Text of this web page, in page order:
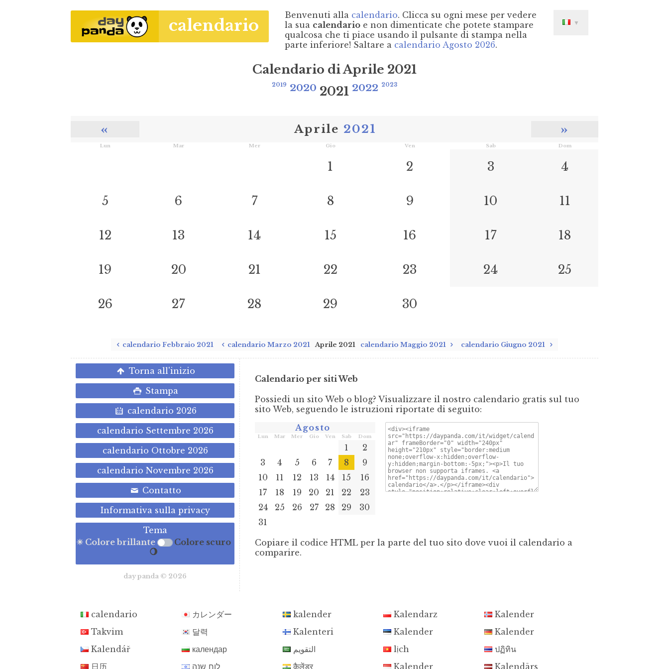
calendario
Benvenuti alla calendario. Clicca su ogni mese per vedere
la sua calendario e non dimenticate che potete stampare
qualcosa che ti piace usando il pulsante di stampa nella
parte inferiore! Saltare a calendario Agosto 2026.
▼
Calendario di Aprile 2021
2019 2020 2021 2022 2023
« Aprile 2021 »
Lun Mar Mer Gio Ven Sab Dom
1 2 3 4
5 6 7 8 9 10 11
12 13 14 15 16 17 18
19 20 21 22 23 24 25
26 27 28 29 30
calendario Febbraio 2021 calendario Marzo 2021 Aprile 2021 calendario Maggio 2021 calendario Giugno 2021
Torna all'inizio
Stampa
calendario 2026
calendario Settembre 2026
calendario Ottobre 2026
calendario Novembre 2026
Contatto
Informativa sulla privacy
Tema
☀ Colore brillante
Colore scuro
🌖
day panda © 2026
Calendario per siti Web
Possiedi un sito Web o blog? Visualizzare il nostro calendario gratis sul tuo
sito Web, seguendo le istruzioni riportate di seguito:
Agosto
Lun Mar Mer Gio Ven Sab Dom
1
2
3
4 5 6 7 8
9
10
11 12 13 14 15
16
17
18 19 20 21 22
23
24
25 26 27 28 29
30
31
Copiare il codice HTML per la parte del tuo sito dove vuoi il calendario a
comparire.
calendario カレンダー kalender Kalendarz
Kalender
Takvim
달력 Kalenteri Kalender
Kalender
Kalendář
календар التقويم lịch
ปฏิทิน
日历
לוח שנה कैलेंडर Kalender Kalendārs